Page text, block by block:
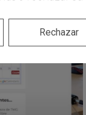
Rechazar